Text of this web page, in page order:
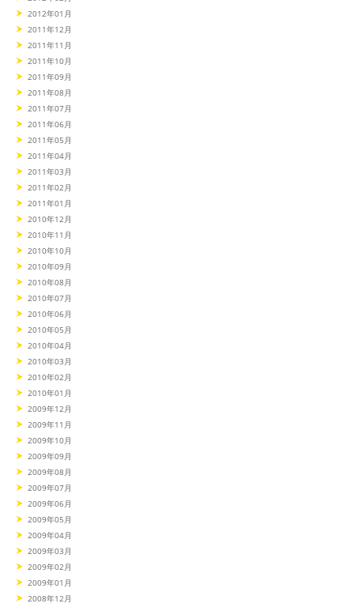
2012年01月
2011年12月
2011年11月
2011年10月
2011年09月
2011年08月
2011年07月
2011年06月
2011年05月
2011年04月
2011年03月
2011年02月
2011年01月
2010年12月
2010年11月
2010年10月
2010年09月
2010年08月
2010年07月
2010年06月
2010年05月
2010年04月
2010年03月
2010年02月
2010年01月
2009年12月
2009年11月
2009年10月
2009年09月
2009年08月
2009年07月
2009年06月
2009年05月
2009年04月
2009年03月
2009年02月
2009年01月
2008年12月